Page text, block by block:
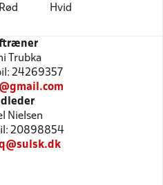
Rød Hvid
Trubka
24269357
Nielsen
20898854